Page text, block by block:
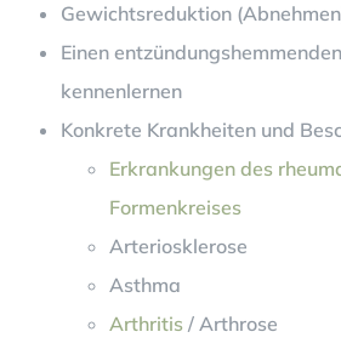
Gewichtsreduktion
Einen
kennenlernen
Konkrete Krankheiten und
Erkrankungen des
Formenkreises
Arteriosklerose
Asthma
Arthritis / Arthrose